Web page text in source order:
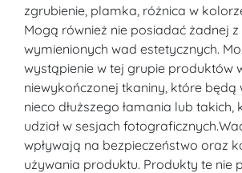
zgrubienie, plamka, różnica w
Mogą również nie posiadać żadnej z
wymienionych wad estetycznych.
wystąpienie w tej grupie produktów
niewykończonej tkaniny, które będą
nieco dłuższego łamania lub takich,
udział w sesjach
wpływają na bezpieczeństwo oraz
używania produktu. Produkty te nie